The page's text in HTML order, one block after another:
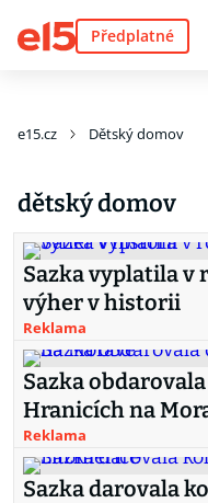
Předplatné
e15.cz Dětský domov
dětský domov
Sazka vyplatila v
výher v historii
Reklama
Sazka
Hranicích na
Reklama
Sazka darovala